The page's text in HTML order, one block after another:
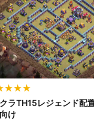
★★★
ラTH15レジェンド配
け